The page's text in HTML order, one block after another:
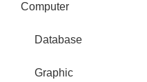
Computer
Database
Graphic